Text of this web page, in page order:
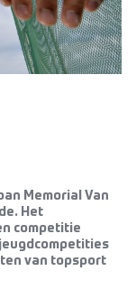
Memorial Van
Het
competitie
van topsport